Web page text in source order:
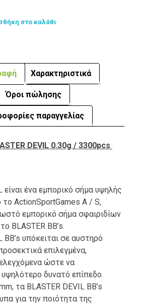
στο καλάθι
Χαρακτηριστικά
Όροι πώλησης
παραγγελίας
DEVIL 0.30g / 3300pcs
είναι ένα εμπορικό σήμα υψηλής
το ActionSportGames A / S,
εμπορικό σήμα σφαιριδίων
BLASTER BB’s.
BB’s υπόκειται σε αυστηρό
επιλεγμένα,
ώστε να
δυνατό επίπεδο.
τα BLASTER DEVIL BB’s
για την ποιότητα της